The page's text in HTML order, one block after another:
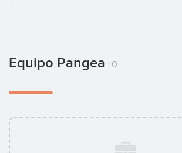
Equipo Pangea 0